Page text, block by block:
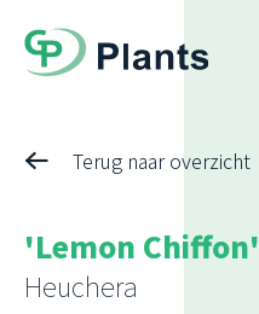
Terug naar overzicht
'Lemon Chiffon'
Heuchera